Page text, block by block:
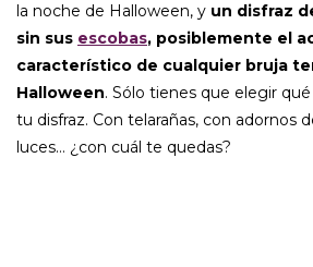
la noche de Halloween, y un disfraz
sin sus escobas, posiblemente el
característico de cualquier bruja
Halloween. Sólo tienes que elegir
tu disfraz. Con telarañas, con adornos
luces… ¿con cuál te quedas?